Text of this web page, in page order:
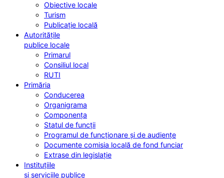
Obiective locale
Turism
Publicație locală
Autoritățile
publice locale
Primarul
Consiliul local
RUTI
Primăria
Conducerea
Organigrama
Componența
Statul de funcții
Programul de funcționare și de audiențe
Documente comisia locală de fond funciar
Extrase din legislație
Instituțiile
și serviciile publice